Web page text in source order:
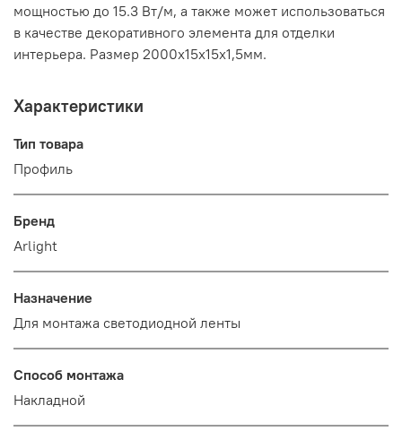
мощностью до 15.3 Вт/м, а также может использоваться
в качестве декоративного элемента для отделки
интерьера. Размер 2000х15х15х1,5мм.
Характеристики
Тип товара
Профиль
Бренд
Arlight
Назначение
Для монтажа светодиодной ленты
Способ монтажа
Накладной